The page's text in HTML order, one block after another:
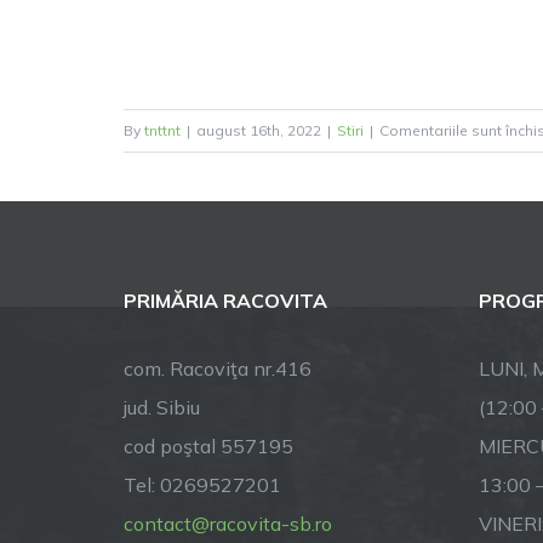
By tnttnt | august 16th, 2022 | Stiri | Comentariile sunt
PRIMĂRIA RACOVITA
com. Racoviţa nr.416
jud. Sibiu
cod poştal 557195
Tel: 0269527201
contact@racovita-sb.ro
LUNI,
(12:00
13:00